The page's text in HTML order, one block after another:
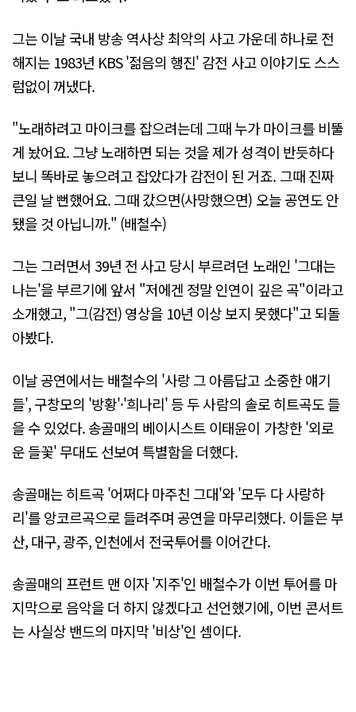
그는 이날 국내 방송 역사상 최악의 사고 가운데 하나로 전
해지는 1983년 KBS '젊음의 행진' 감전 사고 이야기도 스스
럼없이 꺼냈다.
"노래하려고 마이크를 잡으려는데 그때 누가 마이크를 비뚤
게 놨어요. 그냥 노래하면 되는 것을 제가 성격이 반듯하다
보니 똑바로 놓으려고 잡았다가 감전이 된 거죠. 그때 진짜
큰일 날 뻔했어요. 그때 갔으면(사망했으면) 오늘 공연도 안
됐을 것 아닙니까." (배철수)
그는 그러면서 39년 전 사고 당시 부르려던 노래인 '그대는
나는'을 부르기에 앞서 "저에겐 정말 인연이 깊은 곡"이라고
소개했고, "그(감전) 영상을 10년 이상 보지 못했다"고 되돌
아봤다.
이날 공연에서는 배철수의 '사랑 그 아름답고 소중한 얘기
들', 구창모의 '방황'·'희나리' 등 두 사람의 솔로 히트곡도 들
을 수 있었다. 송골매의 베이시스트 이태윤이 가창한 '외로
운 들꽃' 무대도 선보여 특별함을 더했다.
송골매는 히트곡 '어쩌다 마주친 그대'와 '모두 다 사랑하
리'를 앙코르곡으로 들려주며 공연을 마무리했다. 이들은 부
산, 대구, 광주, 인천에서 전국투어를 이어간다.
송골매의 프런트 맨 이자 '지주'인 배철수가 이번 투어를 마
지막으로 음악을 더 하지 않겠다고 선언했기에, 이번 콘서트
는 사실상 밴드의 마지막 '비상'인 셈이다.